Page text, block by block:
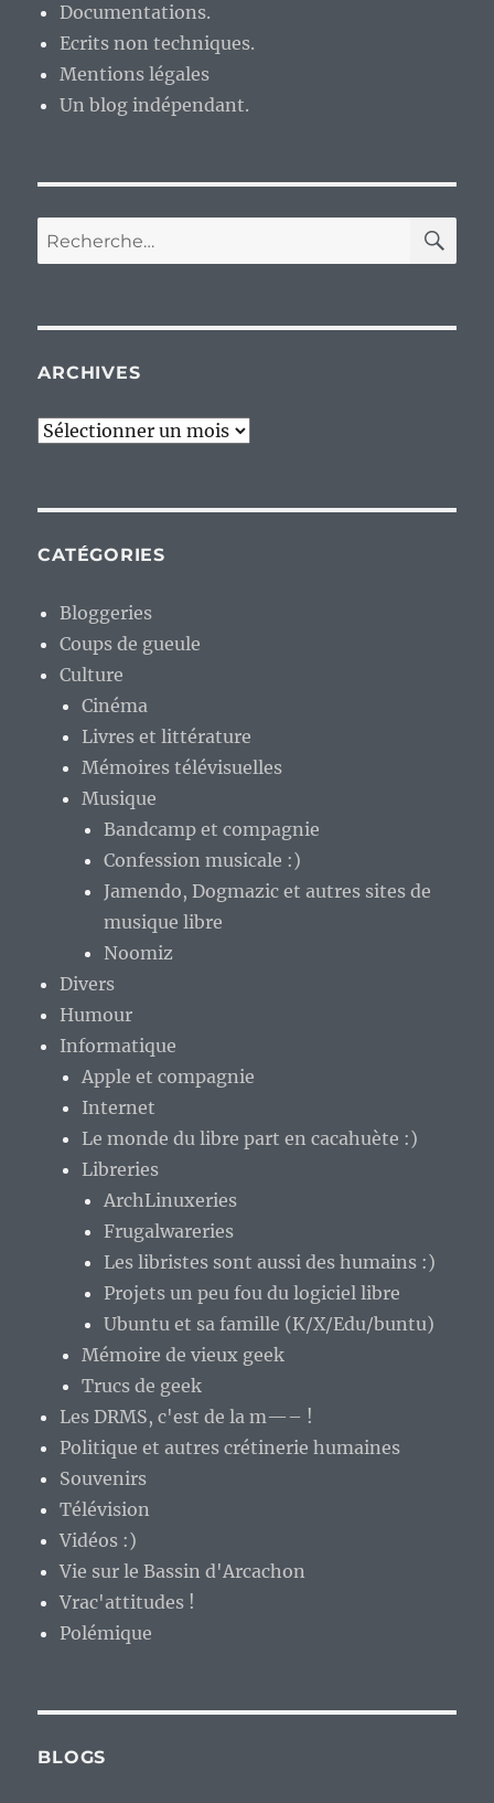
Documentations.
Ecrits non techniques.
Mentions légales
Un blog indépendant.
Recherche
pour :
ARCHIVES
Archives
CATÉGORIES
Bloggeries
Coups de gueule
Culture
Cinéma
Livres et littérature
Mémoires télévisuelles
Musique
Bandcamp et compagnie
Confession musicale :)
Jamendo, Dogmazic et autres sites de
musique libre
Noomiz
Divers
Humour
Informatique
Apple et compagnie
Internet
Le monde du libre part en cacahuète :)
Libreries
ArchLinuxeries
Frugalwareries
Les libristes sont aussi des humains :)
Projets un peu fou du logiciel libre
Ubuntu et sa famille (K/X/Edu/buntu)
Mémoire de vieux geek
Trucs de geek
Les DRMS, c'est de la m—– !
Politique et autres crétinerie humaines
Souvenirs
Télévision
Vidéos :)
Vie sur le Bassin d'Arcachon
Vrac'attitudes !
Polémique
BLOGS